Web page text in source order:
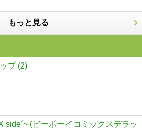
もっと見る
プ (2)
side´~ (ビーボーイコミックスデラッ